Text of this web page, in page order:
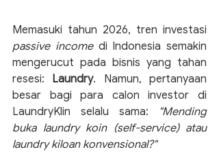
passive income di Indonesia semakin
mengerucut pada bisnis yang tahan
resesi: Laundry. Namun, pertanyaan
besar bagi para calon investor di
LaundryKlin selalu sama:
"Mending
buka laundry koin (self-service) atau
laundry kiloan konvensional?"